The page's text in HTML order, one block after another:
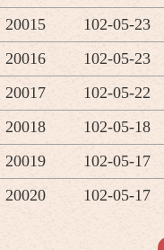
20015
102-05-23
20016
102-05-23
20017
102-05-22
20018
102-05-18
20019
102-05-17
20020
102-05-17